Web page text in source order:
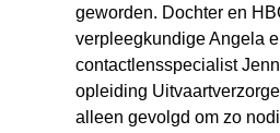
geworden. Dochter en
verpleegkundige Angela
contactlensspecialist
opleiding
alleen gevolgd om zo